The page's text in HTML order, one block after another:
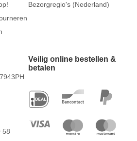
Bezorgregio's (Nederland)
58
Veilig online bestellen &
betalen